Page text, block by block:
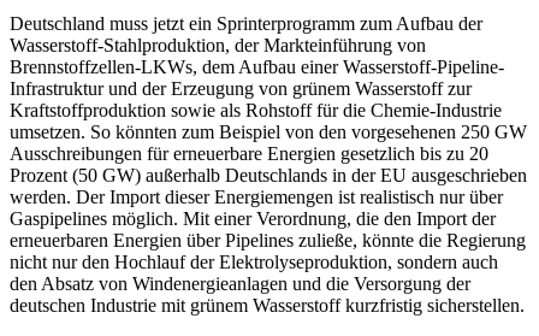
Deutschland muss jetzt ein Sprinterprogramm zum Aufbau der
Wasserstoff-Stahlproduktion, der Markteinführung von
Brennstoffzellen-LKWs, dem Aufbau einer Wasserstoff-Pipeline-
Infrastruktur und der Erzeugung von grünem Wasserstoff zur
Kraftstoffproduktion sowie als Rohstoff für die Chemie-Industrie
umsetzen. So könnten zum Beispiel von den vorgesehenen 250 GW
Ausschreibungen für erneuerbare Energien gesetzlich bis zu 20
Prozent (50 GW) außerhalb Deutschlands in der EU ausgeschrieben
werden. Der Import dieser Energiemengen ist realistisch nur über
Gaspipelines möglich. Mit einer Verordnung, die den Import der
erneuerbaren Energien über Pipelines zuließe, könnte die Regierung
nicht nur den Hochlauf der Elektrolyseproduktion, sondern auch
den Absatz von Windenergieanlagen und die Versorgung der
deutschen Industrie mit grünem Wasserstoff kurzfristig sicherstellen.